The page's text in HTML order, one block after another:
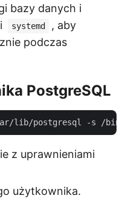
bazy danych i
systemd
, aby
podczas
PostgreSQL
z uprawnieniami
użytkownika.